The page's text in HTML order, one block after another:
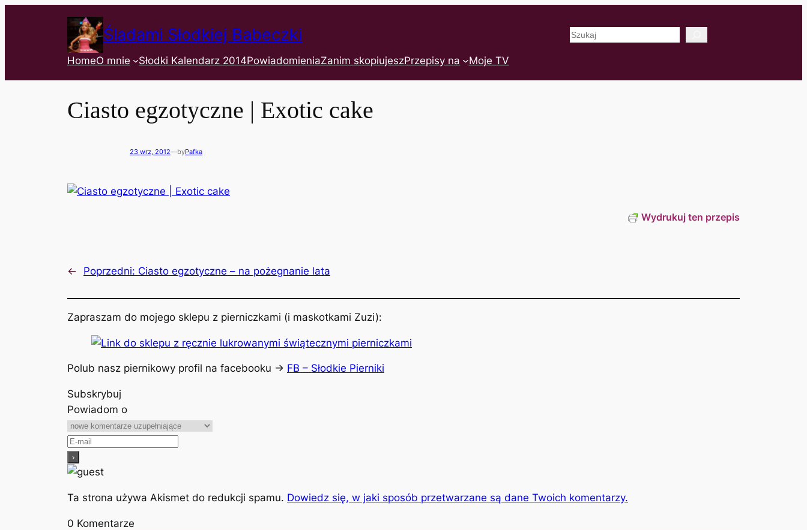
Śladami Słodkiej Babeczki Szukaj
HomeO mnie Słodki Kalendarz 2014PowiadomieniaZanim skopiujeszPrzepisy na Moje TV
Ciasto egzotyczne | Exotic cake
23 wrz, 2012—byPafka
Wydrukuj ten przepis
← Poprzedni: Ciasto egzotyczne – na pożegnanie lata
Zapraszam do mojego sklepu z pierniczkami (i maskotkami Zuzi):
Polub nasz piernikowy profil na facebooku -> FB – Słodkie Pierniki
Subskrybuj
Powiadom o
Ta strona używa Akismet do redukcji spamu. Dowiedz się, w jaki sposób przetwarzane są dane Twoich komentarzy.
0 Komentarze